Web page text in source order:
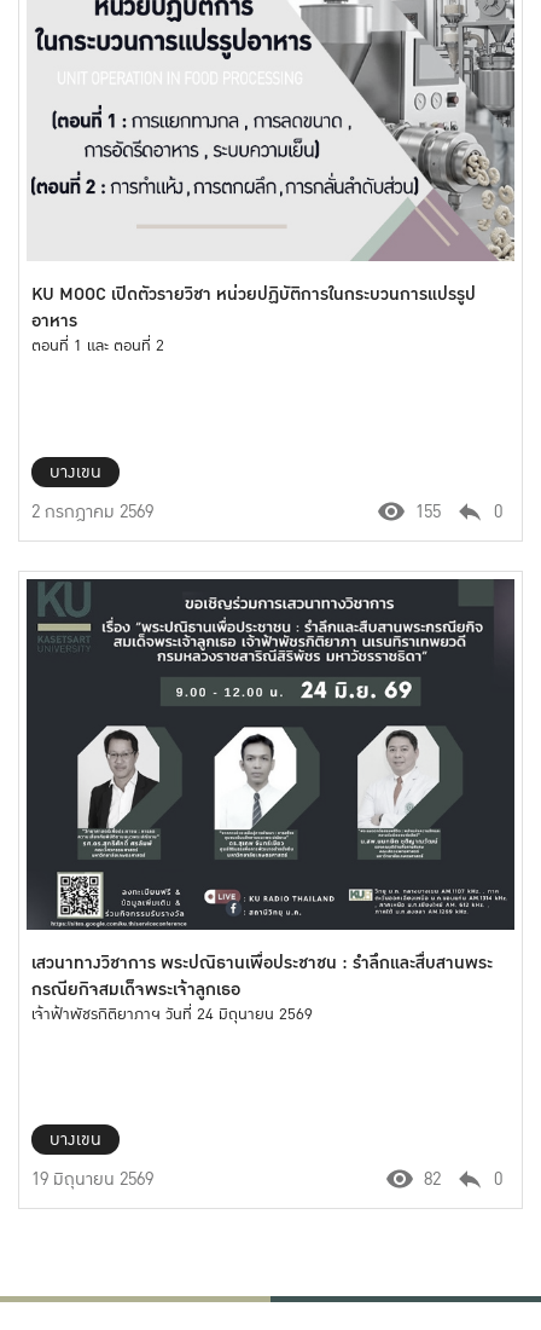
KU MOOC เปิดตัวรายวิชา หน่วยปฏิบัติการในกระบวนการแปรรูป
อาหาร
ตอนที่ 1 และ ตอนที่ 2
บางเขน
2 กรกฎาคม 2569
155 0
เสวนาทางวิชาการ พระปณิธานเพื่อประชาชน : รำลึกและสื่บสานพระ
กรณียกิจสมเด็จพระเจ้าลูกเธอ
เจ้าฟ้าพัชรกิติยาภาฯ วันที่ 24 มิถุนายน 2569
บางเขน
19 มิถุนายน 2569
82 0